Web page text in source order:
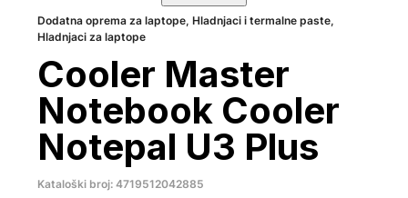
Dodatna oprema za laptope,Hladnjaci i termalne paste,
Hladnjaci za laptope
Cooler Master
Notebook Cooler
Notepal U3 Plus
Kataloški broj: 4719512042885